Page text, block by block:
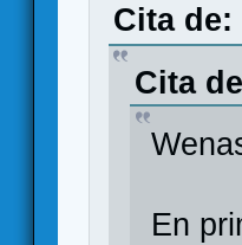
Cita de:
Cita
En